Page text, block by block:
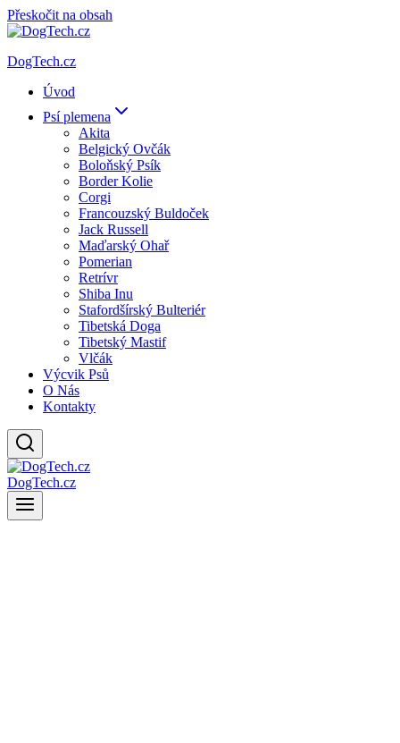
Přeskočit na obsah
DogTech.cz
Úvod
Psí plemena
Akita
Belgický Ovčák
Boloňský Psík
Border Kolie
Corgi
Francouzský Buldoček
Jack Russell
Maďarský Ohař
Pomerian
Retrívr
Shiba Inu
Stafordšírský Bulteriér
Tibetská Doga
Tibetský Mastif
Vlčák
Výcvik Psů
O Nás
Kontakty
DogTech.cz